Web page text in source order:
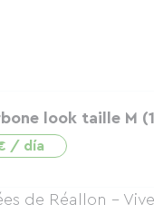
look taille M
/ día